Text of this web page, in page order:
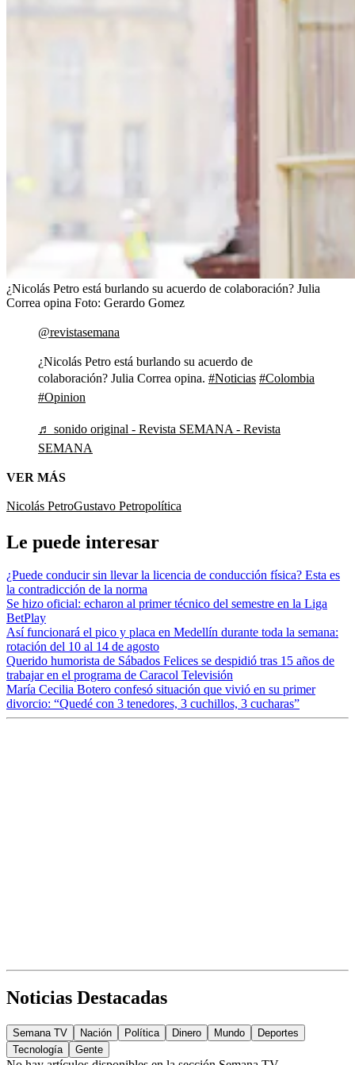
¿Nicolás Petro está burlando su acuerdo de colaboración? Julia
Correa opina Foto: Gerardo Gomez
@revistasemana
¿Nicolás Petro está burlando su acuerdo de
colaboración? Julia Correa opina. #Noticias #Colombia
#Opinion
♬ sonido original - Revista SEMANA - Revista
SEMANA
VER MÁS
Nicolás PetroGustavo Petropolítica
Le puede interesar
¿Puede conducir sin llevar la licencia de conducción física? Esta es
la contradicción de la norma
Se hizo oficial: echaron al primer técnico del semestre en la Liga
BetPlay
Así funcionará el pico y placa en Medellín durante toda la semana:
rotación del 10 al 14 de agosto
Querido humorista de Sábados Felices se despidió tras 15 años de
trabajar en el programa de Caracol Televisión
María Cecilia Botero confesó situación que vivió en su primer
divorcio: “Quedé con 3 tenedores, 3 cuchillos, 3 cucharas”
Noticias Destacadas
Semana TV Nación Política Dinero Mundo
Deportes
Tecnología
Gente